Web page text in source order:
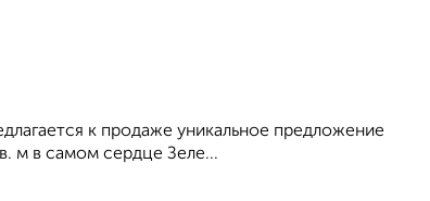
к продаже уникальное предложение
м в самом сердце Зеле...